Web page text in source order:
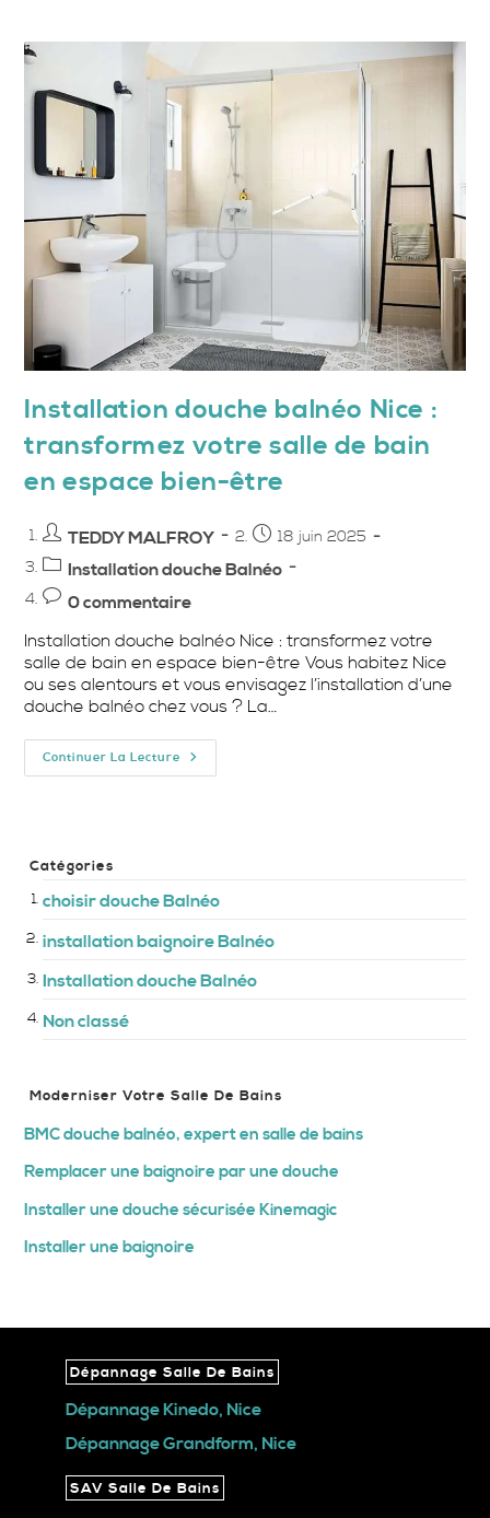
Installation douche balnéo Nice :
transformez votre salle de bain
en espace bien-être
Auteur/autrice
de
publication :
TEDDY MALFROY
Publication
18 juin 2025
Post
category:
Installation douche Balnéo
Commentaires
la
publication :
0 commentaire
Installation douche balnéo Nice : transformez votre
salle de bain en espace bien-être Vous habitez Nice
ou ses alentours et vous envisagez l’installation d’une
douche balnéo chez vous ? La…
Continuer La Lecture Installation
Douche
Bain
En
Bien-
Catégories
choisir douche Balnéo
installation baignoire Balnéo
Installation douche Balnéo
Non classé
Moderniser Votre Salle De Bains
BMC douche balnéo, expert en salle de bains
Remplacer une baignoire par une douche
Installer une douche sécurisée Kinemagic
Installer une baignoire
Dépannage Salle De Bains
Dépannage Kinedo, Nice
Dépannage Grandform, Nice
SAV Salle De Bains